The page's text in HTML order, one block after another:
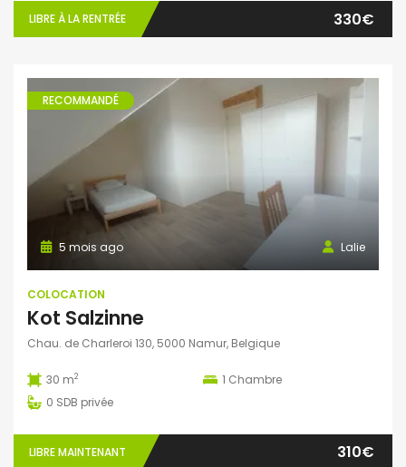
LIBRE À LA RENTRÉE 330€
RECOMMANDÉ
Lalie
5 mois ago
COLOCATION
Kot Salzinne
Chau. de Charleroi 130, 5000 Namur, Belgique
30 m2 1 Chambre
0 SDB privée
LIBRE MAINTENANT 310€